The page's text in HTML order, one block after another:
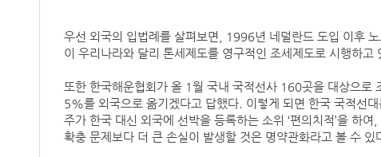
우선 외국의 입법례를 살펴보면, 1996년 네덜란드 도입 이후
이 우리나라와 달리 톤세제도를 영구적인 조세제도로 시행하고
또한 한국해운협회가 올 1월 국내 국적선사 160곳을 대상으로
5%를 외국으로 옮기겠다고 답했다. 이렇게 되면 한국 국적선
주가 한국 대신 외국에 선박을 등록하는 소위 ‘편의치적’을 하
확충 문제보다 더 큰 손실이 발생할 것은 명약관화라고 볼 수 있